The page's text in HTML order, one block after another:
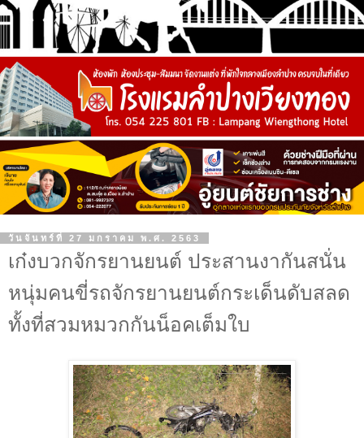
วันจันทร์ที่ 27 มกราคม พ.ศ. 2563
เก๋งบวกจักรยานยนต์ ประสานงากันสนั่น
หนุ่มคนขี่รถจักรยานยนต์กระเด็นดับสลด
ทั้งที่สวมหมวกกันน็อคเต็มใบ